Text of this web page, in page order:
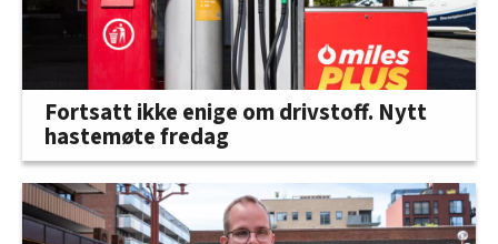
Fortsatt ikke enige om drivstoff. Nytt
hastemøte fredag